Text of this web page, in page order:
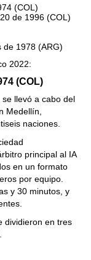
(COL)
de 1996 (COL)
de 1978 (ARG)
2022:
(COL)
llevó a cabo del
Medellín,
naciones.
principal al IA
en un formato
por equipo.
y 30 minutos, y
dividieron en tres